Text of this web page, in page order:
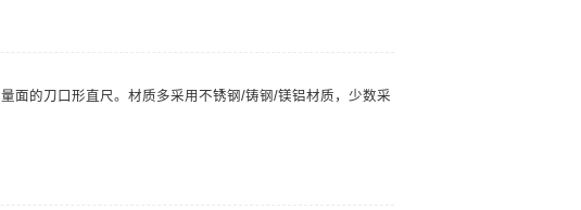
面的刀口形直尺。材质多采用不锈钢/铸钢/镁铝材质，少数采